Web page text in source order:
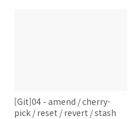
[Git]04 - amend / cherry-
pick / reset / revert / stash